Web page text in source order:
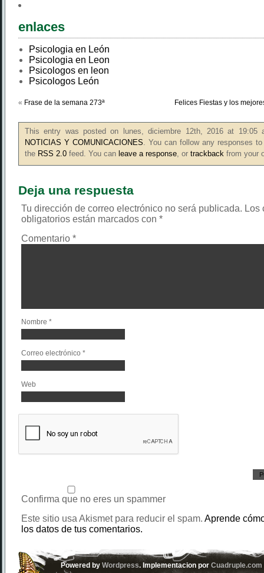
enlaces
Psicologia en León
Psicologia en Leon
Psicologos en leon
Psicologos León
« Frase de la semana 273ª Felices Fiestas y los
This entry was posted on lunes, diciembre 12th, 2016 at 19:05
NOTICIAS Y COMUNICACIONES. You can follow any responses
the RSS 2.0 feed. You can leave a response, or trackback from your
Deja una respuesta
Tu dirección de correo electrónico no será publicada. Los
obligatorios están marcados con *
Comentario *
Nombre *
Correo electrónico *
Web
Confirma que no eres un spammer
Este sitio usa Akismet para reducir el spam. Aprende
los datos de tus comentarios.
Powered byWordpress. Implementacion porCuadruple.com